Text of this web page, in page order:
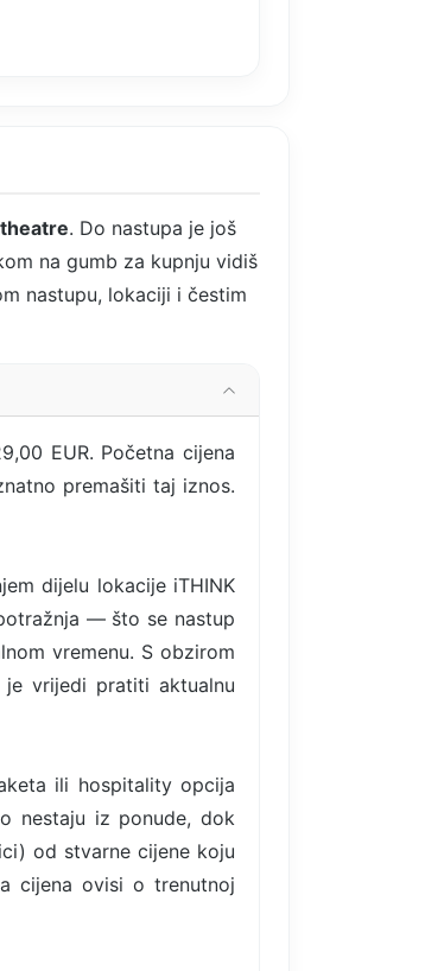
. Do nastupa je još
na gumb za kupnju vidiš
nastupu, lokaciji i čestim
EUR. Početna cijena
premašiti taj iznos.
dijelu lokacije iTHINK
— što se nastup
vremenu. S obzirom
vrijedi pratiti aktualnu
ili hospitality opcija
nestaju iz ponude, dok
od stvarne cijene koju
cijena ovisi o trenutnoj